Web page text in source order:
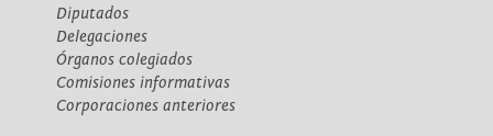
Diputados
Delegaciones
Órganos colegiados
Comisiones informativas
Corporaciones anteriores